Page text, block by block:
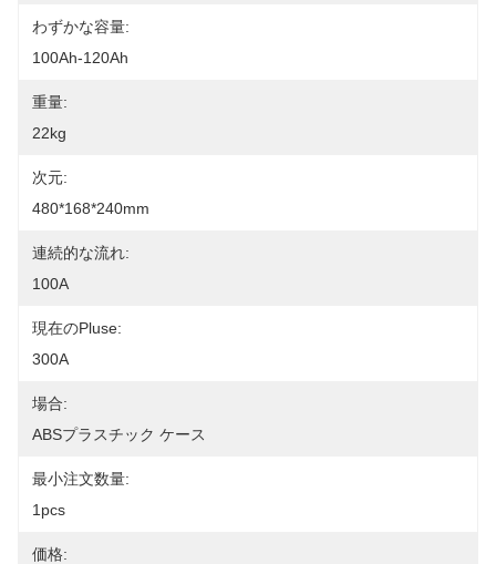
わずかな容量:
100Ah-120Ah
重量:
22kg
次元:
480*168*240mm
連続的な流れ:
100A
現在のPluse:
300A
場合:
ABSプラスチック ケース
最小注文数量:
1pcs
価格: